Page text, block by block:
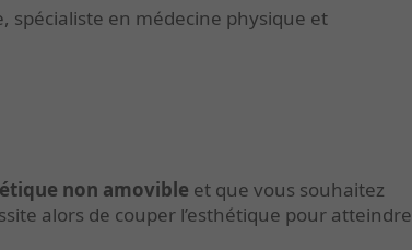
spécialiste en médecine physique et
non amovible et que vous souhaitez
alors de couper l’esthétique pour atteindre